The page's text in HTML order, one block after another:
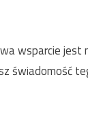
wsparcie jest
świadomość